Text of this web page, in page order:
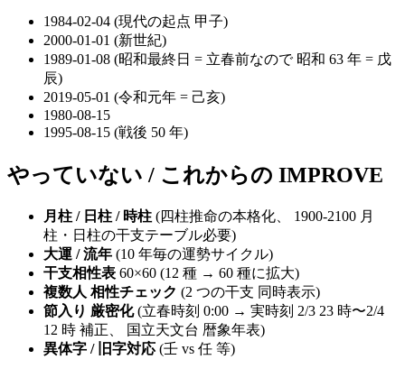
1984-02-04 (現代の起点 甲子)
2000-01-01 (新世紀)
1989-01-08 (昭和最終日 = 立春前なので 昭和 63 年 = 戊
辰)
2019-05-01 (令和元年 = 己亥)
1980-08-15
1995-08-15 (戦後 50 年)
やっていない / これからの IMPROVE
月柱 / 日柱 / 時柱 (四柱推命の本格化、 1900-2100 月
柱・日柱の干支テーブル必要)
大運 / 流年 (10 年毎の運勢サイクル)
干支相性表 60×60 (12 種 → 60 種に拡大)
複数人 相性チェック (2 つの干支 同時表示)
節入り 厳密化(立春時刻 0:00 → 実時刻 2/3 23 時〜2/4
12 時 補正、 国立天文台 暦象年表)
異体字 / 旧字対応 (壬 vs 任 等)